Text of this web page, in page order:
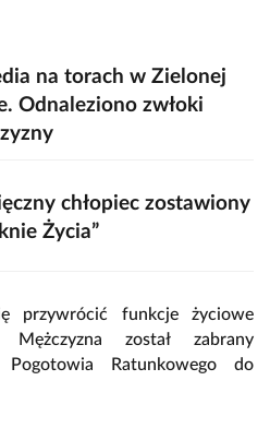
na torach w Zielonej
Odnaleziono zwłoki
chłopiec zostawiony
Życia”
przywrócić funkcje życiowe
Mężczyzna został zabrany
Pogotowia Ratunkowego do